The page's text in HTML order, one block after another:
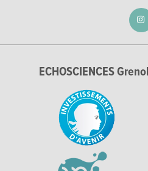
ECHOSCIENCES